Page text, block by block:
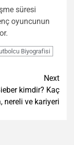
süresi
oyuncunun
Biyografisi
Next
kimdir? Kaç
nereli ve kariyeri